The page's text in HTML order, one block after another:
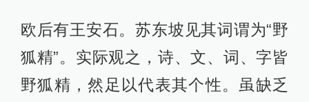
欧后有王安石。苏东坡见其词谓为“野
狐精”。实际观之，诗、文、词、字皆
野狐精，然足以代表其个性。虽缺乏